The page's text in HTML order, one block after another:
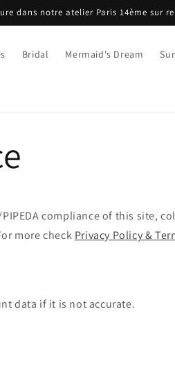
dans notre atelier Paris 14ème sur
Bridal Mermaid's Dream
compliance of this site,
more check Privacy Policy &
data if it is not accurate.